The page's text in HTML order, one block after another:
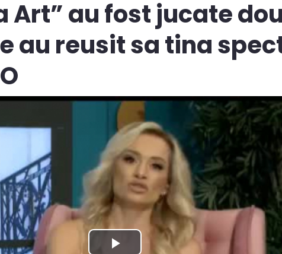
Art” au fost jucate
au reusit sa tina